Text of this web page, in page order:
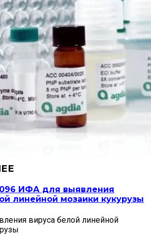
ИФА для выявления
линейной мозаики кукурузы
вируса белой линейной